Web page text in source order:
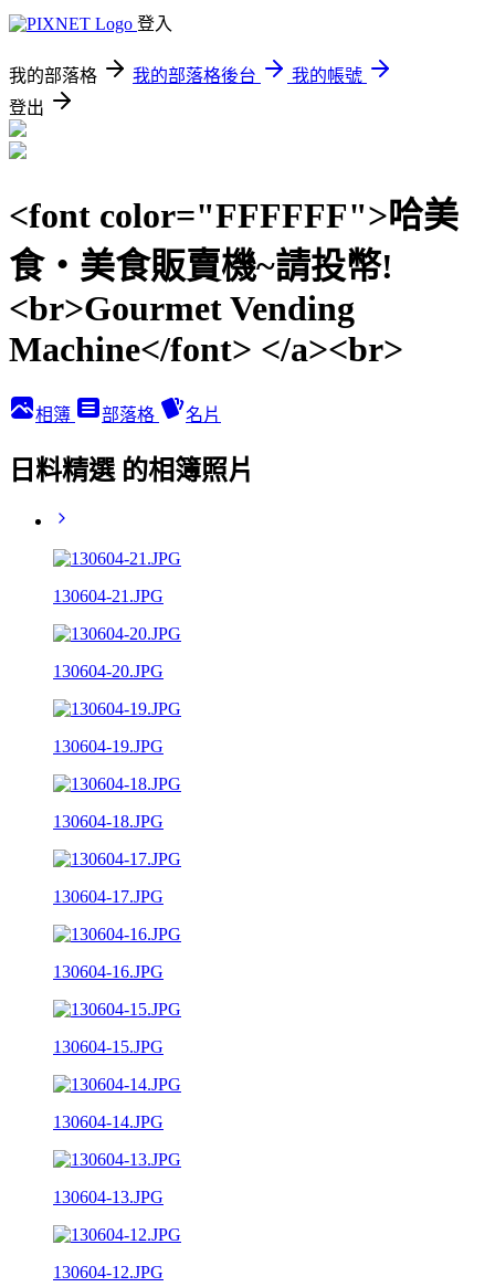
登入
我的部落格 我的部落格後台
我的帳號
登出
<font color="FFFFFF">哈美
食‧美食販賣機~請投幣!
<br>Gourmet Vending
Machine</font> </a><br>
相簿 部落格 名片
日料精選 的相簿照片
130604-21.JPG
130604-20.JPG
130604-19.JPG
130604-18.JPG
130604-17.JPG
130604-16.JPG
130604-15.JPG
130604-14.JPG
130604-13.JPG
130604-12.JPG